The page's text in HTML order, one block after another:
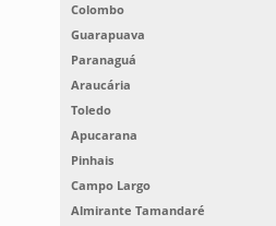
Colombo
Guarapuava
Paranaguá
Araucária
Toledo
Apucarana
Pinhais
Campo Largo
Almirante Tamandaré